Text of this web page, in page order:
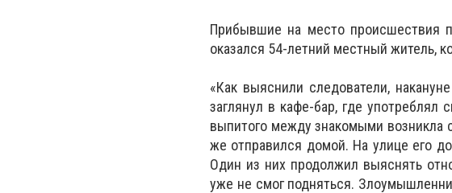
Прибывшие на место происшествия
оказался 54-летний местный житель,
«Как выяснили следователи,
заглянул в кафе-бар, где употреблял
выпитого между знакомыми возникла
же отправился домой. На улице его
Один из них продолжил выяснять
уже не смог подняться.